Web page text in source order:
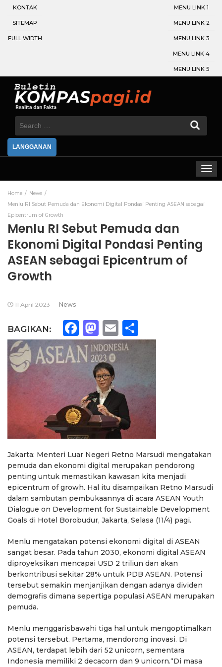
KONTAK
SITEMAP
FULL WIDTH
MENU LINK 1
MENU LINK 2
MENU LINK 3
MENU LINK 4
MENU LINK 5
Search
LANGGANAN
Home
News
Menlu RI Sebut Pemuda dan Ekonomi Digital Pondasi Penting ASEAN sebagai
Epicentrum of Growth
Menlu RI Sebut Pemuda dan
Ekonomi Digital Pondasi Penting
ASEAN sebagai Epicentrum of
Growth
11 April 2023 News
BAGIKAN: Facebook
Mastodon
Email
Jakarta: Menteri Luar Negeri Retno Marsudi mengatakan
pemuda dan ekonomi digital merupakan pendorong
penting untuk memastikan kawasan kita menjadi
epicentrum of growh. Hal itu disampaikan Retno Marsudi
dalam sambutan pembukaannya di acara ASEAN Youth
Dialogue on Development for Sustainable Development
Goals di Hotel Borobudur, Jakarta, Selasa (11/4) pagi.
Menlu mengatakan potensi ekonomi digital di ASEAN
sangat besar. Pada tahun 2030, ekonomi digital ASEAN
diproyeksikan mencapai USD 2 triliun dan akan
berkontribusi sekitar 28% untuk PDB ASEAN. Potensi
tersebut semakin menjanjikan dengan adanya dividen
demografis dimana sepertiga populasi ASEAN merupakan
pemuda.
Menlu menggarisbawahi tiga hal untuk mengoptimalkan
potensi tersebut. Pertama, mendorong inovasi. Di
ASEAN, terdapat lebih dari 52 unicorn, sementara
Indonesia memiliki 2 decacorn dan 9 unicorn.“Di masa